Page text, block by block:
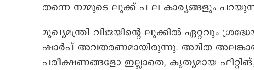
തന്നെ നമ്മുടെ ലുക്ക് പ ല കാര്യങ്ങളും
മുഖ്യമന്ത്രി വിജയിന്റെ ലുക്കിൽ ഏറ്റവും
ഷാർപ് അവതരണമായിരുന്നു. അമിത
പരീക്ഷണങ്ങളോ ഇല്ലാതെ, കൃത്യമായ